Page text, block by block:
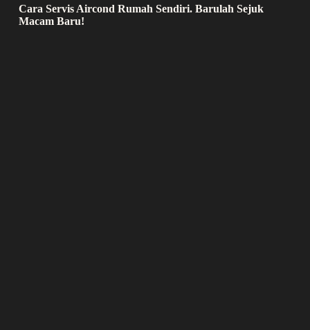
Cara Servis Aircond Rumah Sendiri. Barulah Sejuk
Macam Baru!